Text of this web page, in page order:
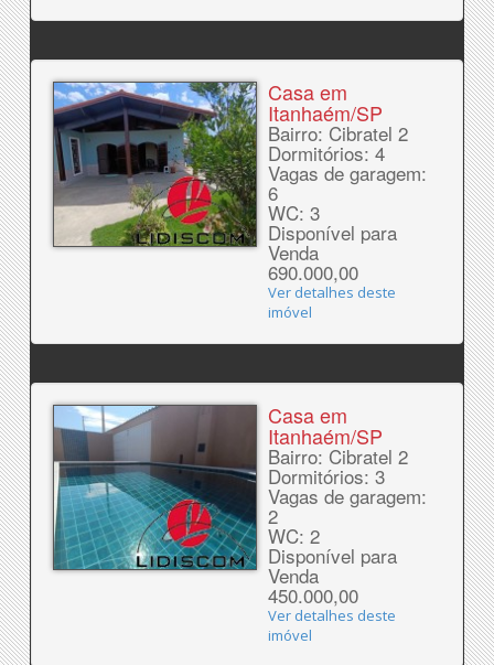
Casa em
Itanhaém/SP
Bairro: Cibratel 2
Dormitórios: 4
Vagas de garagem:
6
WC: 3
Disponível para
Venda
690.000,00
Ver detalhes deste
imóvel
Casa em
Itanhaém/SP
Bairro: Cibratel 2
Dormitórios: 3
Vagas de garagem:
2
WC: 2
Disponível para
Venda
450.000,00
Ver detalhes deste
imóvel